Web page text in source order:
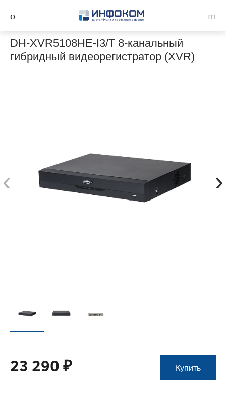
DH-XVR5108HE-I3/T 8-канальный
гибридный видеорегистратор (XVR)
‹ ›
23 290 ₽ Купить